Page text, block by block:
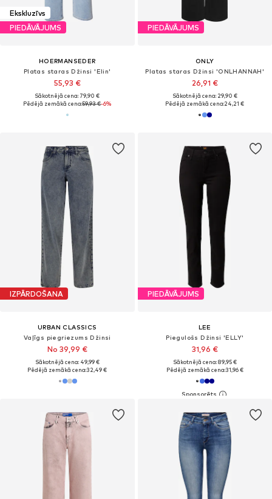
Ekskluzīvs
PIEDĀVĀJUMS
HOERMANSEDER
Platas staras Džinsi 'Elin'
55,93 €
Sākotnējā cena: 79,90 €
Pēdējā zemākā cena:59,93 €-6%
PIEDĀVĀJUMS
ONLY
Platas staras Džinsi 'ONLHANNAH'
26,91 €
Sākotnējā cena: 29,90 €
Pēdējā zemākā cena:24,21 €
IZPĀRDOŠANA
URBAN CLASSICS
Vaļīgs piegriezums Džinsi
No 39,99 €
Sākotnējā cena: 49,99 €
Pēdējā zemākā cena:32,49 €
PIEDĀVĀJUMS
LEE
Piegulošs Džinsi 'ELLY'
31,96 €
Sākotnējā cena: 89,95 €
Pēdējā zemākā cena:31,96 €